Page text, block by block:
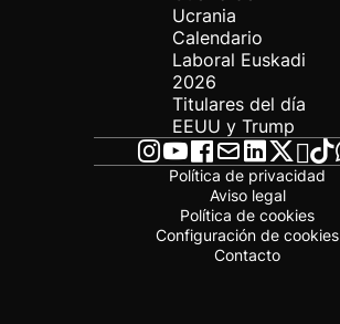
Ucrania
Calendario
Laboral Euskadi
2026
Titulares del día
EEUU y Trump
Política de privacidad
Aviso legal
Política de cookies
Configuración de cookies
Contacto